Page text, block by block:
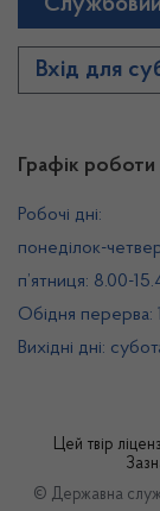
Графік роботи
Робочі дні:
понеділок-
п’ятниця: 8.00-
Обідня перерва:
Вихідні дні:
Службовий
Вхід для
Цей твір
© Державна